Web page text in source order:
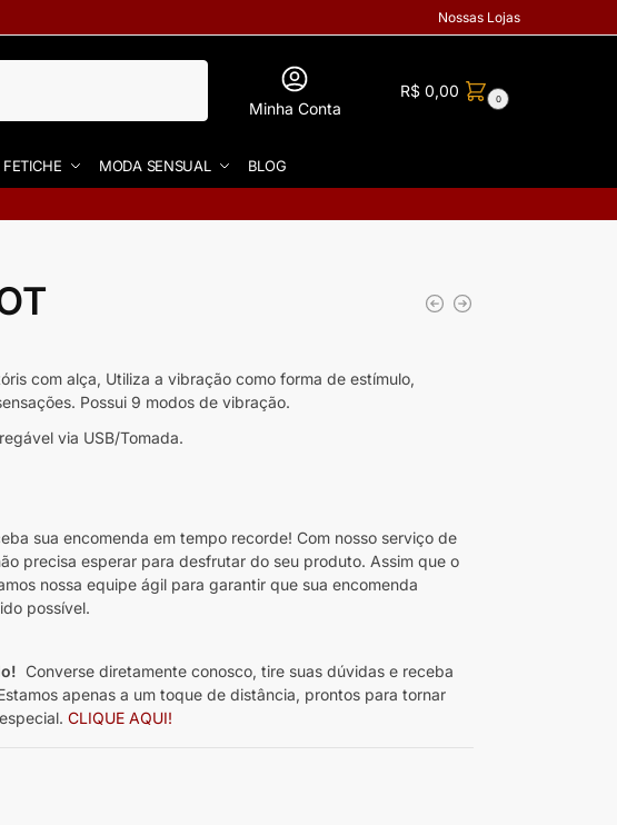
Nossas Lojas
Minha Conta
R$ 0,00 0
FETICHE MODA SENSUAL BLOG
com alça, Utiliza a vibração como forma de estímulo,
Possui 9 modos de vibração.
via USB/Tomada.
sua encomenda em tempo recorde! Com nosso serviço de
precisa esperar para desfrutar do seu produto. Assim que o
nossa equipe ágil para garantir que sua encomenda
possível.
Converse diretamente conosco, tire suas dúvidas e receba
apenas a um toque de distância, prontos para tornar
CLIQUE AQUI!